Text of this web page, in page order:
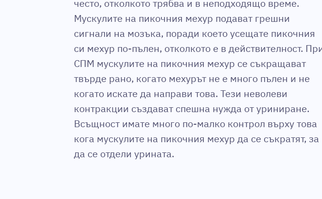
често, отколкото трябва и в неподходящо време.
Мускулите на пикочния мехур подават грешни
сигнали на мозъка, поради което усещате пикочния
си мехур по-пълен, отколкото е в действителност.
СПМ мускулите на пикочния мехур се съкращават
твърде рано, когато мехурът не е много пълен и не
когато искате да направи това. Тези неволеви
контракции създават спешна нужда от уриниране.
Всъщност имате много по-малко контрол върху това
кога мускулите на пикочния мехур да се съкратят, за
да се отдели урината.